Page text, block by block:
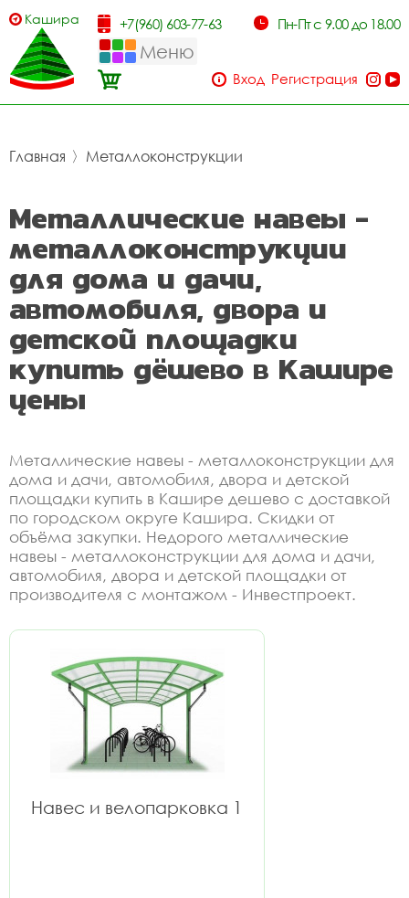
Кашира +7(960) 603-77-63 Пн-Пт с 9.00 до 18.00
Меню
Вход Регистрация
Главная 〉 Металлоконструкции
Металлические навеы -
металлоконструкции
для дома и дачи,
автомобиля, двора и
детской площадки
купить дёшево в Кашире
цены
Металлические навеы - металлоконструкции для
дома и дачи, автомобиля, двора и детской
площадки купить в Кашире дешево с доставкой
по городском округе Кашира. Скидки от
объёма закупки. Недорого металлические
навеы - металлоконструкции для дома и дачи,
автомобиля, двора и детской площадки от
производителя с монтажом - Инвестпроект.
Навес и велопарковка 1